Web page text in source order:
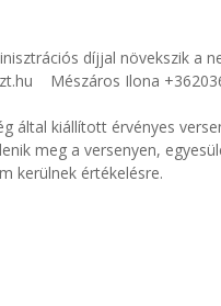
díjjal növekszik a
Mészáros Ilona
által kiállított érvényes
meg a versenyen,
kerülnek értékelésre.